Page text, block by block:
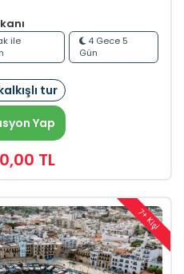
ile
4 Gece 5
Gün
tur
Yap
,00 TL
7+ Kişi